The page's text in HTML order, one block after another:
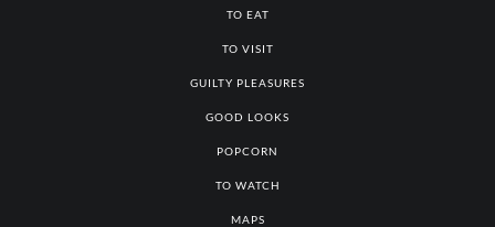
TO EAT
TO VISIT
GUILTY PLEASURES
GOOD LOOKS
POPCORN
TO WATCH
MAPS